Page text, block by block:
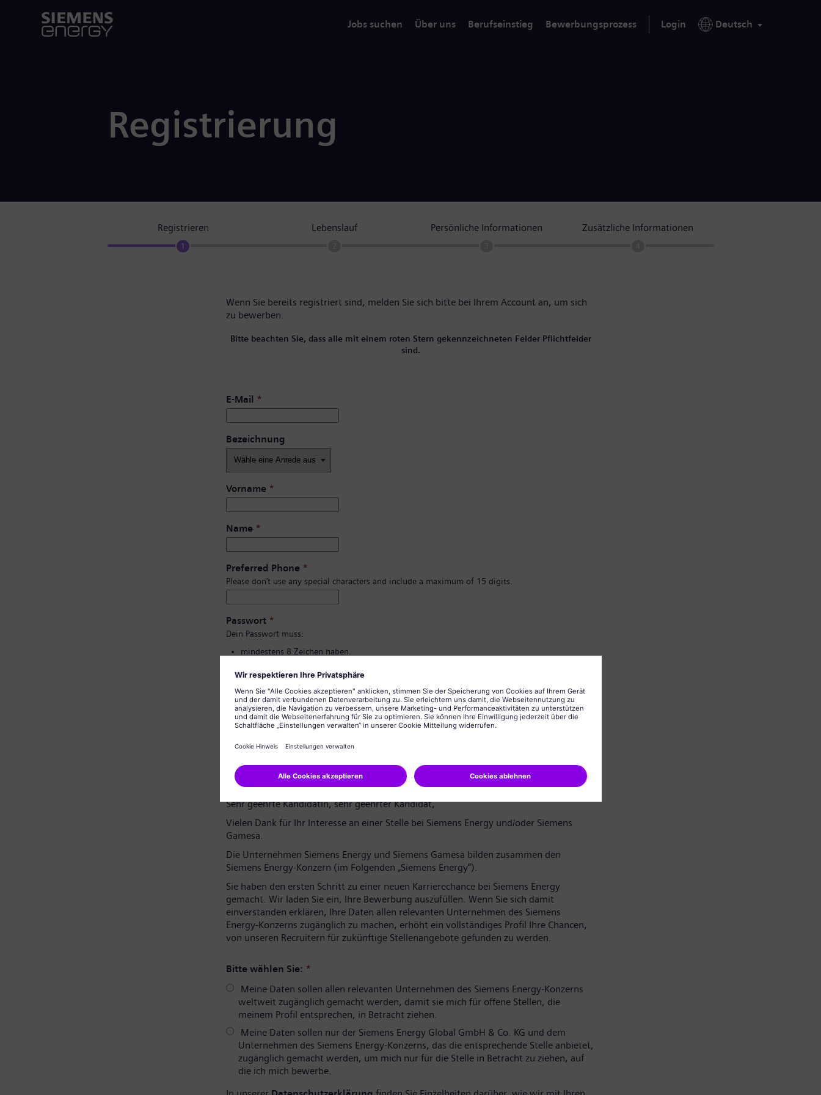
Jobs suchen Über uns Berufseinstieg Bewerbungsprozess Login Deutsch
Registrierung
Registrieren
1
Lebenslauf Persönliche Informationen Zusätzliche Informationen
Wenn Sie bereits registriert sind, melden Sie sich bitte bei Ihrem Account an, um sich
zu bewerben.
Bitte beachten Sie, dass alle mit einem roten Stern gekennzeichneten Felder Pflichtfelder
sind.
E-Mail *
Bezeichnung
Vorname *
Name *
Preferred Phone *
Please don’t use any special characters and include a maximum of 15 digits.
Passwort *
Dein Passwort muss:
mindestens 8 Zeichen haben.
keine allgemein üblichen Wörter enthalten.
Bestätigung des Passworts*
Datenschutzerklärung
Sehr geehrte Kandidatin, sehr geehrter Kandidat,
Vielen Dank für Ihr Interesse an einer Stelle bei Siemens Energy und/oder Siemens
Gamesa.
Die Unternehmen Siemens Energy und Siemens Gamesa bilden zusammen den
Siemens Energy-Konzern (im Folgenden „Siemens Energy“).
Sie haben den ersten Schritt zu einer neuen Karrierechance bei Siemens Energy
gemacht. Wir laden Sie ein, Ihre Bewerbung auszufüllen. Wenn Sie sich damit
einverstanden erklären, Ihre Daten allen relevanten Unternehmen des Siemens
Energy-Konzerns zugänglich zu machen, erhöht ein vollständiges Profil Ihre Chancen,
von unseren Recruitern für zukünftige Stellenangebote gefunden zu werden.
Bitte wählen Sie: *
Meine Daten sollen allen relevanten Unternehmen des Siemens Energy-Konzerns
weltweit zugänglich gemacht werden, damit sie mich für offene Stellen, die
meinem Profil entsprechen, in Betracht ziehen.
Meine Daten sollen nur der Siemens Energy Global GmbH & Co. KG und dem
Unternehmen des Siemens Energy-Konzerns, das die entsprechende Stelle anbietet,
zugänglich gemacht werden, um mich nur für die Stelle in Betracht zu ziehen, auf
die ich mich bewerbe.